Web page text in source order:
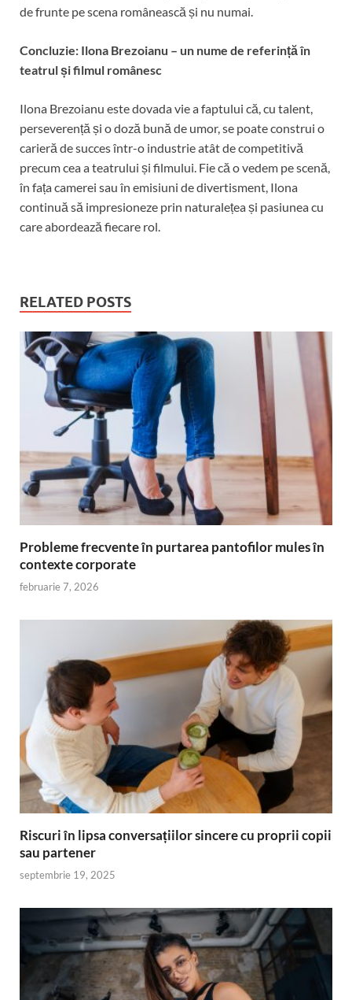
de frunte pe scena românească și nu numai.
Concluzie: Ilona Brezoianu – un nume de referință în
teatrul și filmul românesc
Ilona Brezoianu este dovada vie a faptului că, cu talent,
perseverență și o doză bună de umor, se poate construi o
carieră de succes într-o industrie atât de competitivă
precum cea a teatrului și filmului. Fie că o vedem pe scenă,
în fața camerei sau în emisiuni de divertisment, Ilona
continuă să impresioneze prin naturalețea și pasiunea cu
care abordează fiecare rol.
RELATED POSTS
Probleme frecvente în purtarea pantofilor mules în
contexte corporate
februarie 7, 2026
Riscuri în lipsa conversațiilor sincere cu proprii copii
sau partener
septembrie 19, 2025